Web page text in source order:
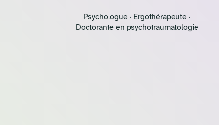
Psychologue · Ergothérapeute ·
Doctorante en psychotraumatologie